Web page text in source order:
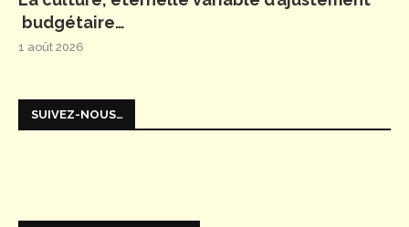
budgétaire…
1 août 2026
SUIVEZ-NOUS…